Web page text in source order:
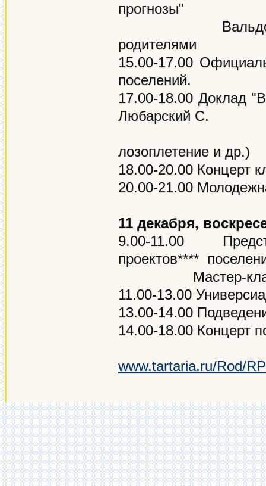
прогнозы"
Вальдорфская
родителями
15.00-17.00
поселений.
17.00-18.00 Доклад
Любарский С.
лозоплетение и др.)
18.00-20.00 Концерт
20.00-21.00
11 декабря,
9.00-11.00
проектов****
Мастер-
11.00-13.00
13.00-14.00
14.00-18.00 Концерт
www.tartaria.ru/Rod/